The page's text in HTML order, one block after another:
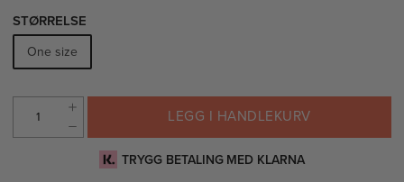
STØRRELSE
One size
LEGG I HANDLEKURV
TRYGG BETALING MED KLARNA